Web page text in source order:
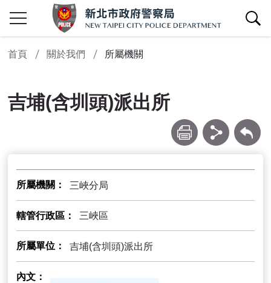
查詢區開關
首頁 關於我們 所屬機關
吉埔(含圳頭)派出所
列印 分享 回上一頁
所屬機關 三峽分局
轄管行政區 三峽區
所屬單位 吉埔(含圳頭)派出所
內文